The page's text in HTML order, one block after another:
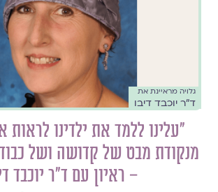
גלויה מראיינת את
ד״ר יוכבד דיבו
״עלינו ללמד את ילדינו לראות
מנקודת מבט של קדושה ושל
– ראיון עם ד״ר יוכבד